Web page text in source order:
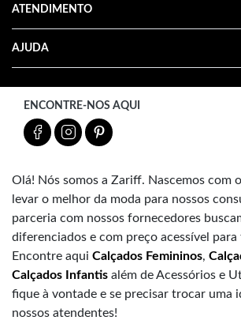
ATENDIMENTO
AJUDA
ENCONTRE-NOS AQUI
Olá! Nós somos a Zariff. Nascemos com
levar o melhor da moda para nossos
parceria com nossos fornecedores
diferenciados e com preço acessível
Encontre aqui Calçados Femininos,
Calçados Infantis além de Acessórios e
fique à vontade e se precisar trocar uma
nossos atendentes!